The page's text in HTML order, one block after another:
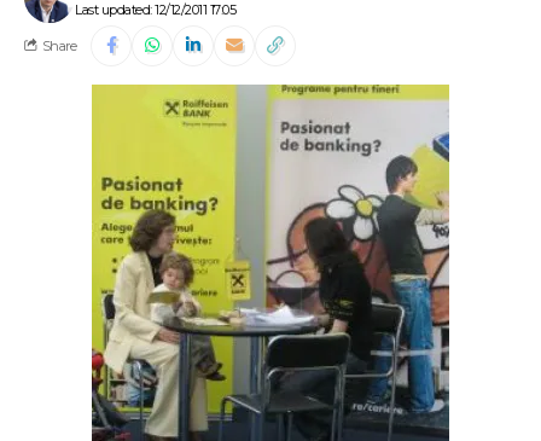
Last updated: 12/12/2011 17:05
Share